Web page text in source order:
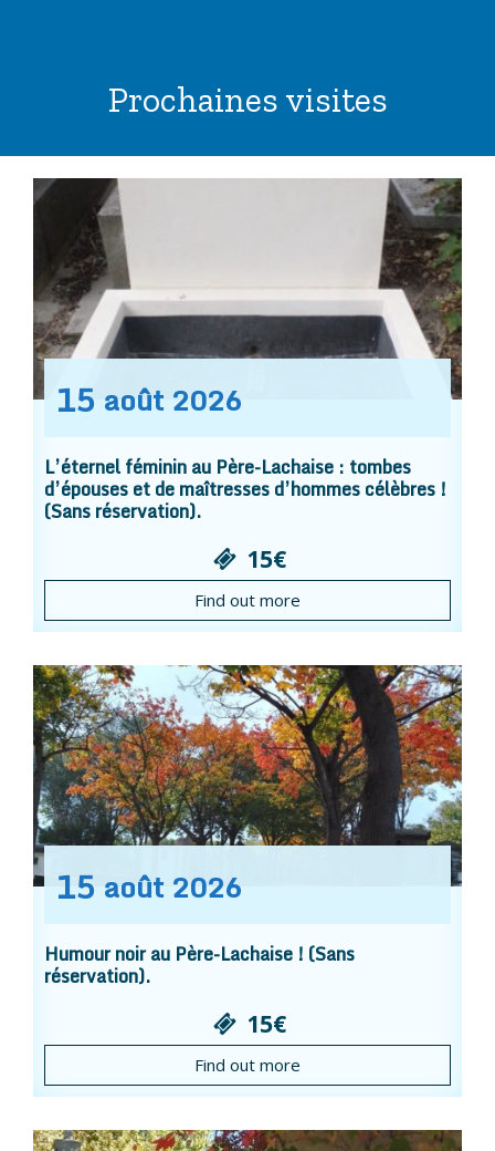
Prochaines visites
15 août 2026
L’éternel féminin au Père-Lachaise : tombes
d’épouses et de maîtresses d’hommes célèbres !
(Sans réservation).
15€
Find out more
15 août 2026
Humour noir au Père-Lachaise ! (Sans
réservation).
15€
Find out more